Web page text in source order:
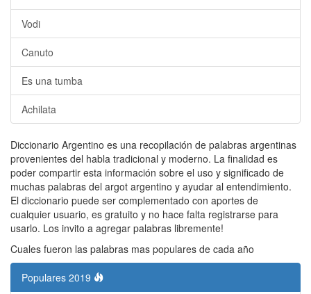
Vodi
Canuto
Es una tumba
Achilata
Diccionario Argentino es una recopilación de palabras argentinas
provenientes del habla tradicional y moderno. La finalidad es
poder compartir esta información sobre el uso y significado de
muchas palabras del argot argentino y ayudar al entendimiento.
El diccionario puede ser complementado con aportes de
cualquier usuario, es gratuito y no hace falta registrarse para
usarlo. Los invito a agregar palabras libremente!
Cuales fueron las palabras mas populares de cada año
Populares 2019